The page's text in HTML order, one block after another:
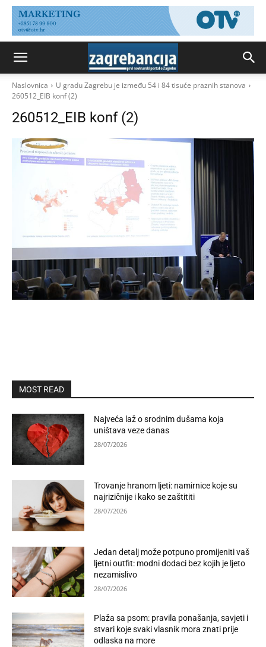
Naslovnica
U gradu Zagrebu je između 54 i 84 tisuće praznih stanova
260512_EIB konf (2)
260512_EIB konf (2)
MOST READ
Najveća laž o srodnim dušama koja
uništava veze danas
28/07/2026
Trovanje hranom ljeti: namirnice koje su
najrizičnije i kako se zaštititi
28/07/2026
Jedan detalj može potpuno promijeniti vaš
ljetni outfit: modni dodaci bez kojih je ljeto
nezamislivo
28/07/2026
Plaža sa psom: pravila ponašanja, savjeti i
stvari koje svaki vlasnik mora znati prije
odlaska na more